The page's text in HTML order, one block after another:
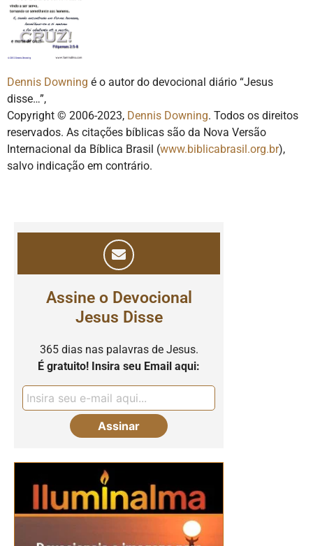
Dennis Downing é o autor do devocional diário “Jesus
disse…”,
Copyright © 2006-2023, Dennis Downing. Todos os direitos
reservados. As citações bíblicas são da Nova Versão
Internacional da Bíblica Brasil (www.biblicabrasil.org.br),
salvo indicação em contrário.
Assine o Devocional
Jesus Disse
365 dias nas palavras de Jesus.
É gratuito! Insira seu Email aqui: